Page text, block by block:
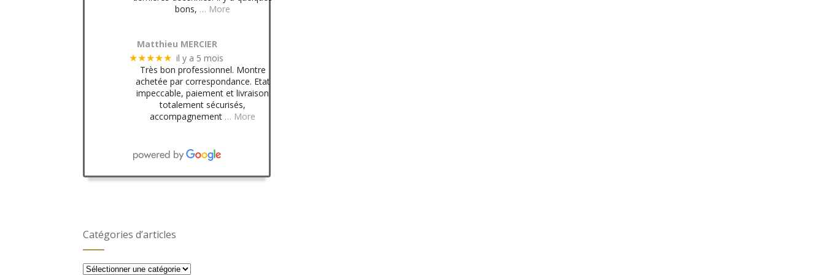
bons, … More
Matthieu MERCIER
★★★★★ il y a 5 mois
Très bon professionnel. Montre
achetée par correspondance. Etat
impeccable, paiement et livraison
totalement sécurisés,
accompagnement … More
Catégories d’articles
Catégories